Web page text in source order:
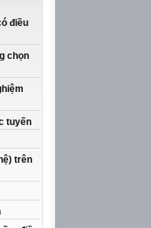
điều
chọn
tuyến
trên